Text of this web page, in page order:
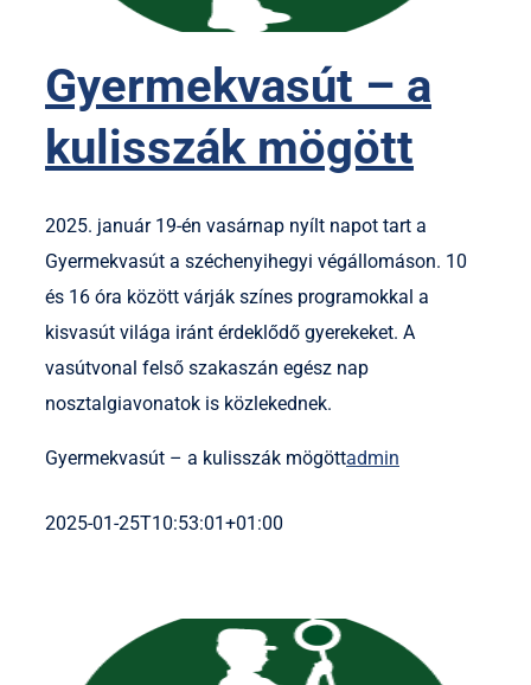
Gyermekvasút – a
kulisszák mögött
2025. január 19-én vasárnap nyílt napot tart a
Gyermekvasút a széchenyihegyi végállomáson. 10
és 16 óra között várják színes programokkal a
kisvasút világa iránt érdeklődő gyerekeket. A
vasútvonal felső szakaszán egész nap
nosztalgiavonatok is közlekednek.
Gyermekvasút – a kulisszák mögöttadmin
2025-01-25T10:53:01+01:00